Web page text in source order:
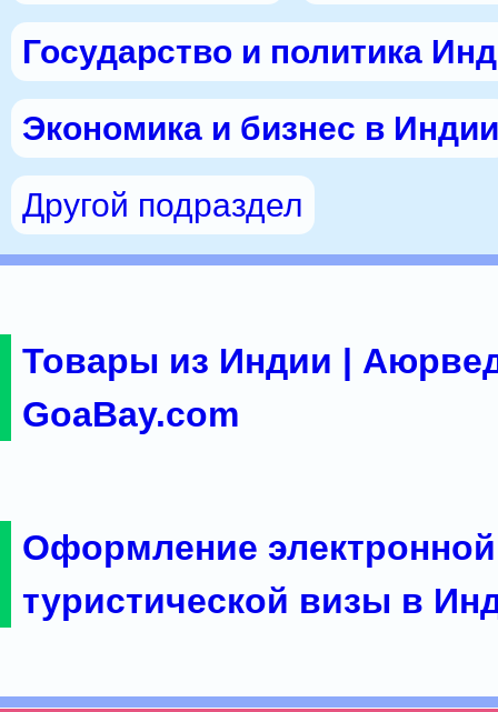
Государство и политика
Экономика и бизнес в Индии
Другой подраздел
Товары из Индии |
GoaBay.com
Оформление электронной
туристической визы в